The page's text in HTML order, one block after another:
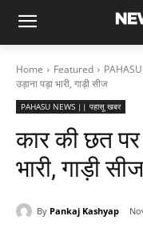
Home Featured
उड़ाना पड़ा भारी, गाड़ी सीज
PAHASU NEWS || पहासू खबर
कार की छत
भारी, गाड़ी सीज
By Pankaj Kashyap